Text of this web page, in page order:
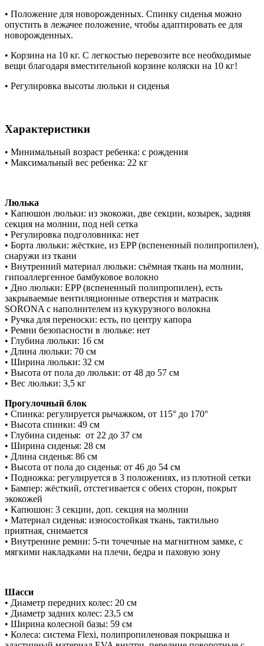
• Положение для новорожденных. Спинку сиденья можно
опустить в лежачее положение, чтобы адаптировать ее для
новорожденных.
• Корзина на 10 кг. С легкостью перевозите все необходимые
вещи благодаря вместительной корзине коляски на 10 кг!
• Регулировка высоты люльки и сиденья
Характеристики
• Минимальный возраст ребенка: с рождения
• Максимальный вес ребенка: 22 кг
Люлька
• Капюшон люльки: из экокожи, две секции, козырек, задняя
секция на молнии, под ней сетка
• Регулировка подголовника: нет
• Борта люльки: жёсткие, из EPP (вспененный полипропилен),
снаружи из ткани
• Внутренний материал люльки: съёмная ткань на молнии,
гипоаллергенное бамбуковое волокно
• Дно люльки: EPP (вспененный полипропилен), есть
закрываемые вентиляционные отверстия и матрасик
SORONA с наполнителем из кукурузного волокна
• Ручка для переноски: есть, по центру капора
• Ремни безопасности в люльке: нет
• Глубина люльки: 16 см
• Длина люльки: 70 см
• Ширина люльки: 32 см
• Высота от пола до люльки: от 48 до 57 см
• Вес люльки: 3,5 кг
Прогулочный блок
• Спинка: регулируется рычажком, от 115° до 170°
• Высота спинки: 49 см
• Глубина сиденья: от 22 до 37 см
• Ширина сиденья: 28 см
• Длина сиденья: 86 см
• Высота от пола до сиденья: от 46 до 54 см
• Подножка: регулируется в 3 положениях, из плотной сетки
• Бампер: жёсткий, отстегивается с обеих сторон, покрыт
экокожей
• Капюшон: 3 секции, доп. секция на молнии
• Материал сиденья: износостойкая ткань, тактильно
приятная, снимается
• Внутренние ремни: 5-ти точечные на магнитном замке, с
мягкими накладками на плечи, бедра и паховую зону
Шасси
• Диаметр передних колес: 20 см
• Диаметр задних колес: 23,5 см
• Ширина колесной базы: 59 см
• Колеса: cистема Flexi, полипропиленовая покрышка и